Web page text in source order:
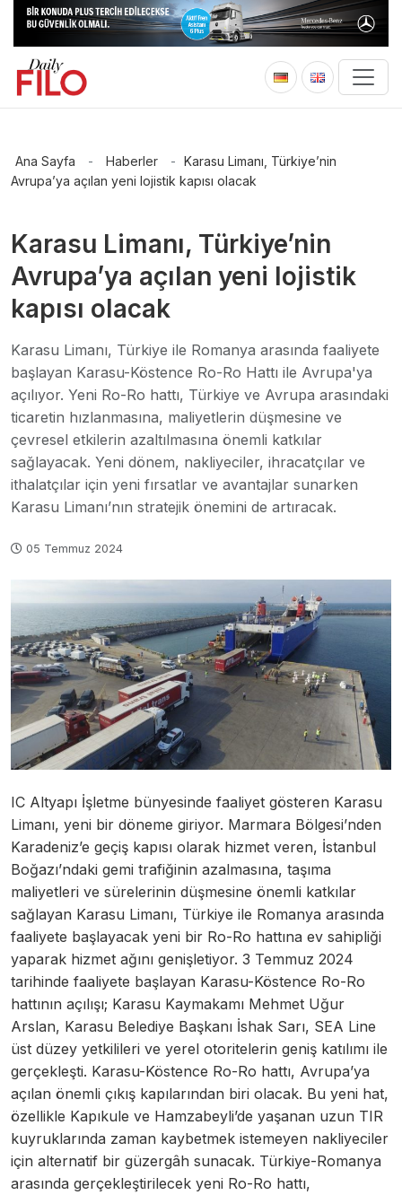
Ana Sayfa - Haberler - Karasu Limanı, Türkiye’nin
Avrupa’ya açılan yeni lojistik kapısı olacak
Karasu Limanı, Türkiye’nin
Avrupa’ya açılan yeni lojistik
kapısı olacak
Karasu Limanı, Türkiye ile Romanya arasında faaliyete
başlayan Karasu-Köstence Ro-Ro Hattı ile Avrupa'ya
açılıyor. Yeni Ro-Ro hattı, Türkiye ve Avrupa arasındaki
ticaretin hızlanmasına, maliyetlerin düşmesine ve
çevresel etkilerin azaltılmasına önemli katkılar
sağlayacak. Yeni dönem, nakliyeciler, ihracatçılar ve
ithalatçılar için yeni fırsatlar ve avantajlar sunarken
Karasu Limanı’nın stratejik önemini de artıracak.
05 Temmuz 2024
IC Altyapı İşletme bünyesinde faaliyet gösteren Karasu
Limanı, yeni bir döneme giriyor. Marmara Bölgesi’nden
Karadeniz’e geçiş kapısı olarak hizmet veren, İstanbul
Boğazı’ndaki gemi trafiğinin azalmasına, taşıma
maliyetleri ve sürelerinin düşmesine önemli katkılar
sağlayan Karasu Limanı, Türkiye ile Romanya arasında
faaliyete başlayacak yeni bir Ro-Ro hattına ev sahipliği
yaparak hizmet ağını genişletiyor. 3 Temmuz 2024
tarihinde faaliyete başlayan Karasu-Köstence Ro-Ro
hattının açılışı; Karasu Kaymakamı Mehmet Uğur
Arslan, Karasu Belediye Başkanı İshak Sarı, SEA Line
üst düzey yetkilileri ve yerel otoritelerin geniş katılımı ile
gerçekleşti. Karasu-Köstence Ro-Ro hattı, Avrupa’ya
açılan önemli çıkış kapılarından biri olacak. Bu yeni hat,
özellikle Kapıkule ve Hamzabeyli’de yaşanan uzun TIR
kuyruklarında zaman kaybetmek istemeyen nakliyeciler
için alternatif bir güzergâh sunacak. Türkiye-Romanya
arasında gerçekleştirilecek yeni Ro-Ro hattı,